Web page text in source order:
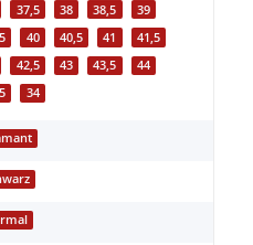
37,5 38 38,5
39
40 40,5 41
41,5
42,5 43 43,5
44
34